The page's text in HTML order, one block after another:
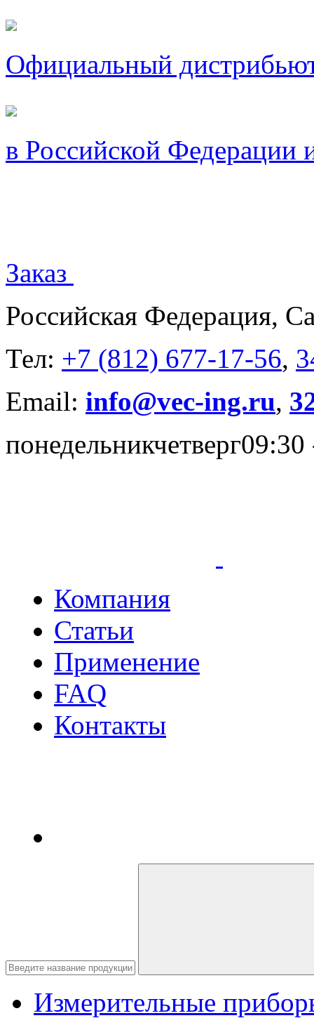
Официальный
в Российской Федерации
Заказ
Российская Федерация,
Тел: +7 (812) 677-17-56,
Email: info@vec-ing.ru,
понедельникчетверг09:30
Компания
Статьи
Применение
FAQ
Контакты
Измерительные